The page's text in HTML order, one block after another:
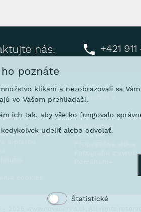
nás. +421
u
podmienky
Aktuality
Interaktívne
Galvanovňa
Stoláreň
Fotografie z výroby
poznáte
klikaní a nezobrazovali sa
vo Vašom prehliadači.
ich tak, aby všetko fungovalo
udeliť alebo odvolať.
Štatistické